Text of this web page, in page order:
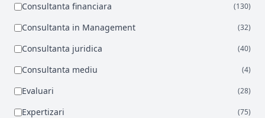
Consultanta financiara (130)
Consultanta in Management (32)
Consultanta juridica (40)
Consultanta mediu (4)
Evaluari (28)
Expertizari (75)